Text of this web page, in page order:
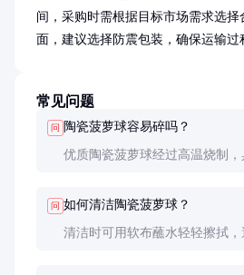
间，采购时需根据目标市场需求选
面，建议选择防震包装，确保运输过
常见问题
问 陶瓷菠萝球容易碎吗？
优质陶瓷菠萝球经过高温烧制
问 如何清洁陶瓷菠萝球？
清洁时可用软布蘸水轻轻擦拭